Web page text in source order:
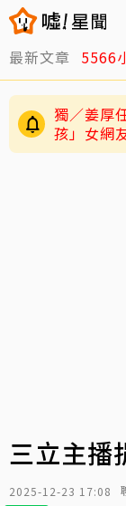
最新文章 5566
獨／姜厚
孩」女網
三立主播
2025-12-23 17:08